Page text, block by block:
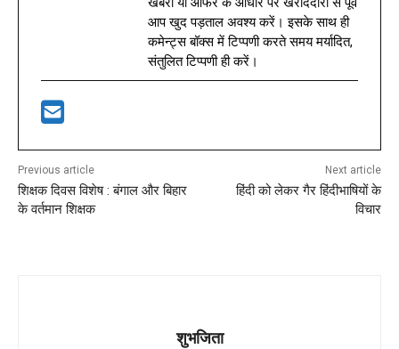
आप खुद पड़ताल अवश्य करें। इसके साथ ही
कमेन्ट्स बॉक्स में टिप्पणी करते समय मर्यादित,
संतुलित टिप्पणी ही करें।
Previous article
शिक्षक दिवस विशेष : बंगाल और बिहार
के वर्तमान शिक्षक
Next article
हिंदी को लेकर गैर हिंदीभाषियों के
विचार
शुभजिता